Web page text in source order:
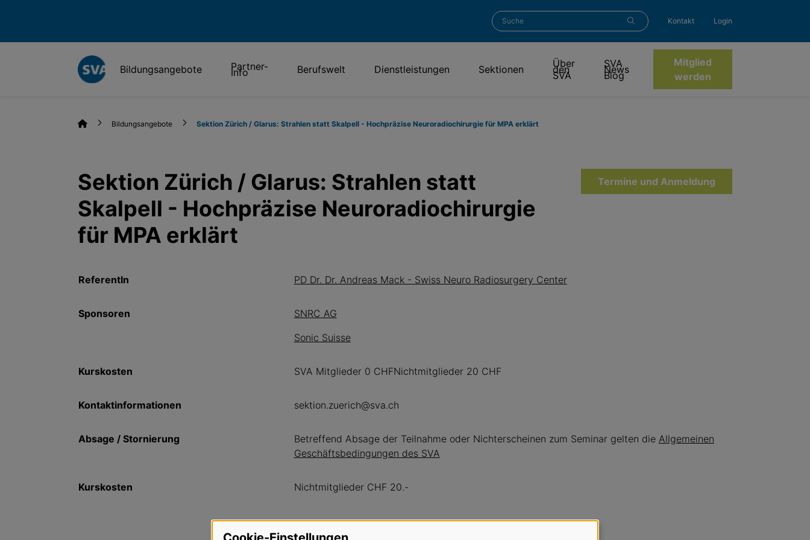
Kontakt Login
Bildungsangebote Partner-
Info Berufswelt Dienstleistungen Sektionen Über
den
SVA
SVA
News
Blog
Mitglied
werden
Bildungsangebote Sektion Zürich / Glarus: Strahlen statt Skalpell - Hochpräzise Neuroradiochirurgie für MPA erklärt
Sektion Zürich / Glarus: Strahlen statt
Skalpell - Hochpräzise Neuroradiochirurgie
für MPA erklärt
Termine und Anmeldung
ReferentIn PD Dr. Dr. Andreas Mack - Swiss Neuro Radiosurgery Center
Sponsoren
SNRC AG
Sonic Suisse
Kurskosten SVA Mitglieder 0 CHFNichtmitglieder 20 CHF
Kontaktinformationen sektion.zuerich@sva.ch
Absage / Stornierung Betreffend Absage der Teilnahme oder Nichterscheinen zum Seminar gelten die Allgemeinen
Geschäftsbedingungen des SVA
Kurskosten Nichtmitglieder CHF 20.-